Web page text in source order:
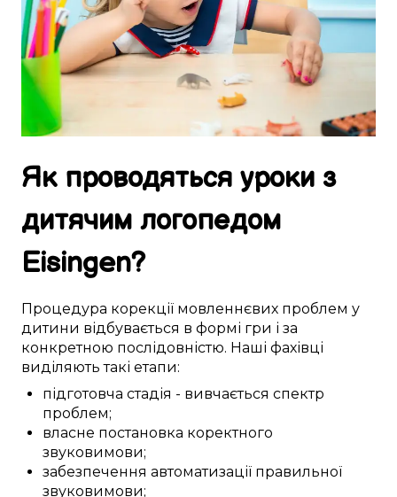
Як проводяться уроки з
дитячим логопедом
Eisingen?
Процедура корекції мовленнєвих проблем у
дитини відбувається в формі гри і за
конкретною послідовністю. Наші фахівці
виділяютьтакі етапи:
підготовча стадія - вивчається спектр
проблем;
власне постановка коректного
звуковимови;
забезпечення автоматизації правильної
звуковимови;